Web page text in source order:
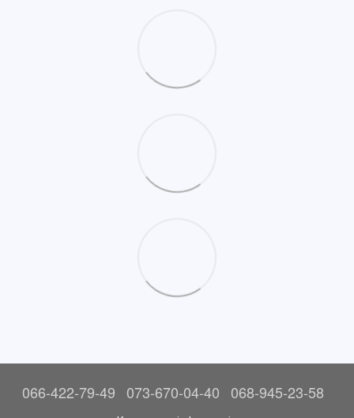
066-422-79-49 073-670-04-40 068-945-23-58